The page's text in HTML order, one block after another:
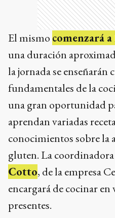
El mismo comenzará
una duración
la jornada se enseñarán
fundamentales de la
una gran oportunidad
aprendan variadas
conocimientos sobre
gluten. La
Cotto, de la empresa
encargará de cocinar en
presentes.